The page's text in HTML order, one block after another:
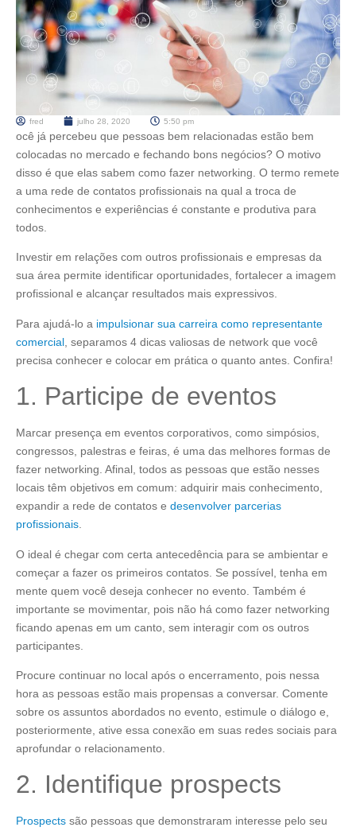
fred julho 28, 2020 5:50 pm
ocê já percebeu que pessoas bem relacionadas estão bem
colocadas no mercado e fechando bons negócios? O motivo
disso é que elas sabem como fazer networking. O termo remete
a uma rede de contatos profissionais na qual a troca de
conhecimentos e experiências é constante e produtiva para
todos.
Investir em relações com outros profissionais e empresas da
sua área permite identificar oportunidades, fortalecer a imagem
profissional e alcançar resultados mais expressivos.
Para ajudá-lo a impulsionar sua carreira como representante
comercial , separamos 4 dicas valiosas de network que você
precisa conhecer e colocar em prática o quanto antes. Confira!
1. Participe de eventos
Marcar presença em eventos corporativos, como simpósios,
congressos, palestras e feiras, é uma das melhores formas de
fazer networking. Afinal, todos as pessoas que estão nesses
locais têm objetivos em comum: adquirir mais conhecimento,
expandir a rede de contatos e desenvolver parcerias
profissionais
O ideal é chegar com certa antecedência para se ambientar e
começar a fazer os primeiros contatos. Se possível, tenha em
mente quem você deseja conhecer no evento. Também é
importante se movimentar, pois não há como fazer networking
ficando apenas em um canto, sem interagir com os outros
participantes.
Procure continuar no local após o encerramento, pois nessa
hora as pessoas estão mais propensas a conversar. Comente
sobre os assuntos abordados no evento, estimule o diálogo e,
posteriormente, ative essa conexão em suas redes sociais para
aprofundar o relacionamento.
2. Identifique prospects
Prospects são pessoas que demonstraram interesse pelo seu